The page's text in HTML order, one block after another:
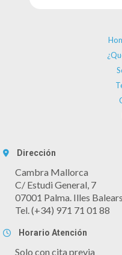
Dirección
Cambra Mallorca
C/ Estudi General, 7
07001 Palma. Illes Balears
Tel. (+34) 971 71 01 88
Horario Atención
Solo con cita previa